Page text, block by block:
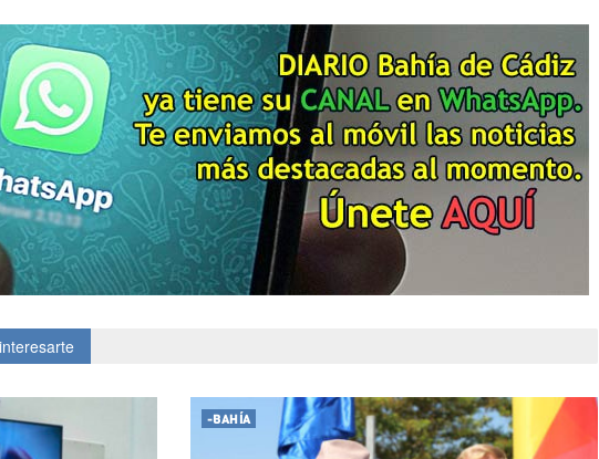
-BAHÍA